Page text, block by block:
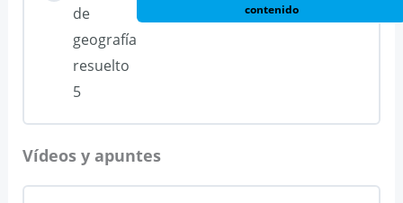
de
geografía
resuelto
5
contenido
Vídeos y apuntes